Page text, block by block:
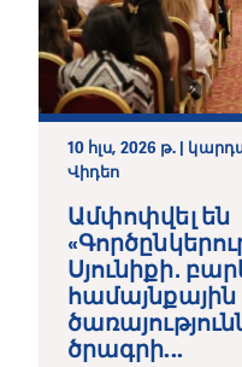
10 հլս, 2026 թ. |
Վիդեո
Ամփոփվել են
Սյունիքի․
ծրագրի...